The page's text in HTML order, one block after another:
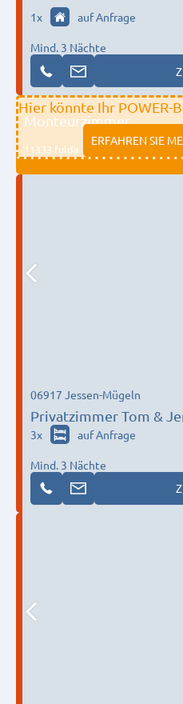
1x auf Anfrage
Mind. 3 Nächte
Hier könnte Ihr POWER-
ERFAHREN SIE
Monteurzimmer
11333 fulda
Privatzimmer Tom &
06917 Jessen-Mügeln
3x auf Anfrage
Mind. 3 Nächte